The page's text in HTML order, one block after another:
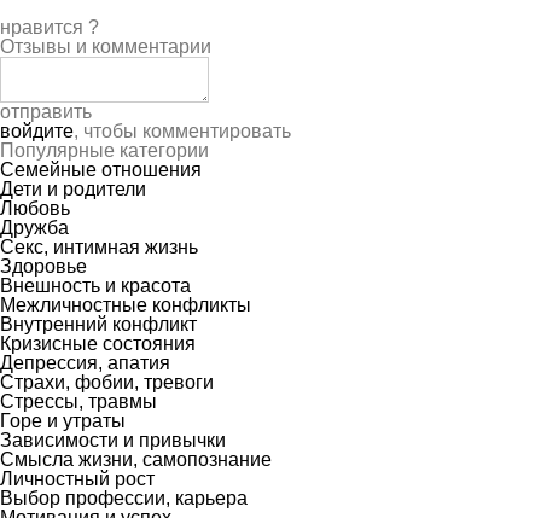
нравится ?
Отзывы и комментарии
отправить
войдите, чтобы комментировать
Популярные категории
Семейные отношения
Дети и родители
Любовь
Дружба
Секс, интимная жизнь
Здоровье
Внешность и красота
Межличностные конфликты
Внутренний конфликт
Кризисные состояния
Депрессия, апатия
Страхи, фобии, тревоги
Стрессы, травмы
Горе и утраты
Зависимости и привычки
Смысла жизни, самопознание
Личностный рост
Выбор профессии, карьера